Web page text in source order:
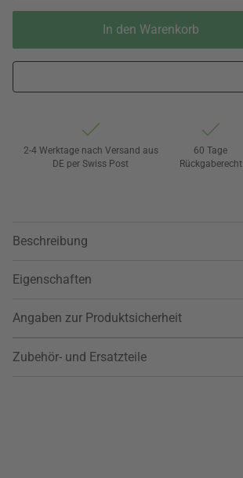
In den Warenkorb
2-4 Werktage nach Versand aus
DE per Swiss Post
60 Tage
Rückgaberecht
Beschreibung
Eigenschaften
Angaben zur Produktsicherheit
Zubehör- und Ersatzteile